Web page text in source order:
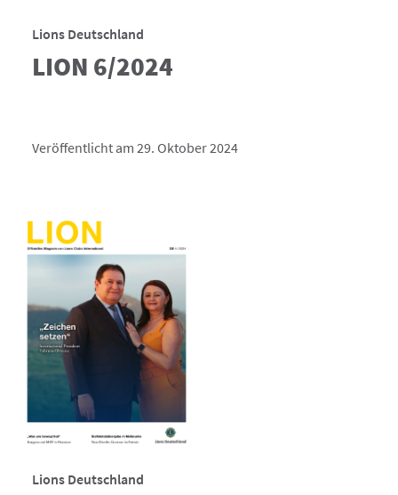
Lions Deutschland
LION 6/2024
Veröffentlicht am 29. Oktober 2024
Lions Deutschland